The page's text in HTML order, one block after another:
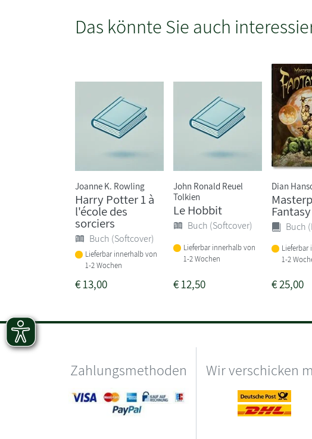
Das könnte Sie auch
Joanne K. Rowling
Harry Potter 1 à
l'école des
sorciers
Buch (Softcover)
Lieferbar innerhalb von
1-2 Wochen
€13,00
John Ronald Reuel
Tolkien
Le Hobbit
Buch (Softcover)
Lieferbar innerhalb von
1-2 Wochen
€12,50
Dian
Buch
Lieferbar
1-2
€25,00
Zahlungsmethoden Wir verschicken